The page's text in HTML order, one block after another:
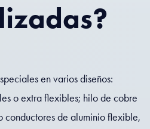
en varios diseños:
o extra flexibles; hilo de cobre
conductores de aluminio flexible,